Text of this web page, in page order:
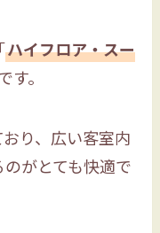
ハイフロア・スー
す。
り、広い客室内
がとても快適で